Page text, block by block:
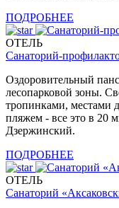
ПОДРОБНЕЕ
ОТЕЛЬ
Санаторий-
Оздоровительный
лесопарковой зоны.
тропинками, местами
пляжем - все это в 20
Дзержинский.
ПОДРОБНЕЕ
ОТЕЛЬ
Санаторий